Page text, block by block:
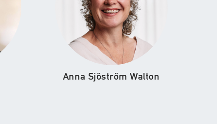
Anna Sjöström Walton